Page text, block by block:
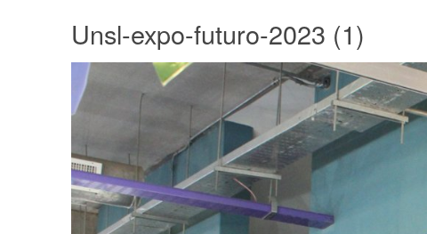
Unsl-expo-futuro-2023 (1)